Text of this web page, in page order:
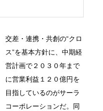
交差・連携・共創の“クロ
ス”を基本方針に、中期経
営計画で２０３０年まで
に営業利益１２０億円を
目指しているのがサーラ
コーポレーションだ。同